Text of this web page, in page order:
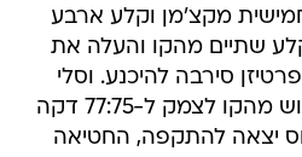
מקצ'מן וקלע ארבע
קלע שתיים מהקו והעלה את
ל-70:75. פרטיזן סירבה להיכנע. וסלי
קלע שתיים והשלים שלוש מהקו לצמק ל-77:75 דקה
יצאה להתקפה, החטיאה